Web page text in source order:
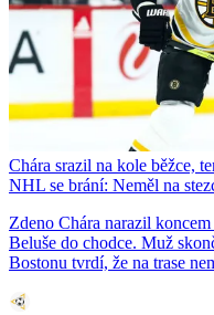
Chára srazil na kole běžce,
NHL se brání: Neměl na
Zdeno Chára narazil
Beluše do chodce. Muž
Bostonu tvrdí, že na trase